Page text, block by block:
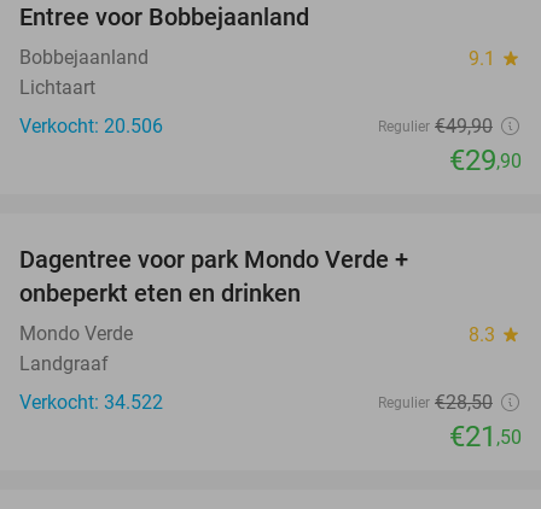
Entree voor Bobbejaanland
Bobbejaanland 9.1 star
Lichtaart
Verkocht: 20.506
Regulier €49,90
€29,90
Dagentree voor park Mondo Verde +
onbeperkt eten en drinken
Mondo Verde 8.3 star
Landgraaf
Verkocht: 34.522
Regulier €28,50
€21 ,50